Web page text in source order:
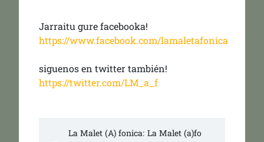
Jarraitu gure facebooka!
https://www.facebook.com/lamaletafonica
siguenos en twitter también!
https://twitter.com/LM_a_f
La Malet (A) fonica: La Malet (a)fo